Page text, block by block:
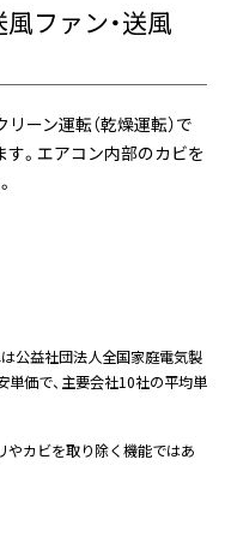
ファン・送風
ーン運転（乾燥運転）で
。エアコン内部のカビを
公益社団法人全国家庭電気製
価で、主要会社10社の平均単
やカビを取り除く機能ではあ